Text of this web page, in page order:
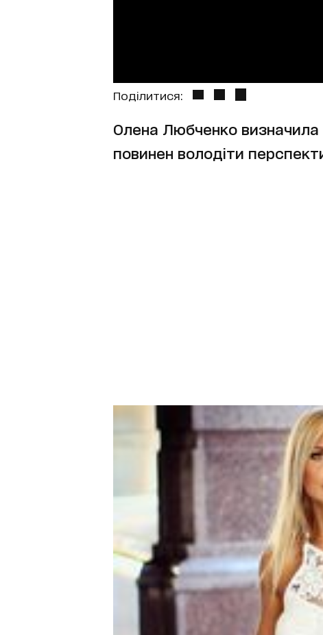
Поділитися:
Олена Любченко визначила
повинен володіти